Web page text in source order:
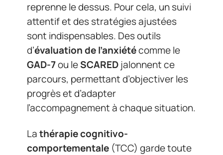
reprenne le dessus. Pour cela, un suivi
attentif et des stratégies ajustées
sont indispensables. Des outils
d’évaluation de l’anxiétécomme le
GAD-7ou leSCARED jalonnent ce
parcours, permettant d’objectiver les
progrès et d’adapter
l’accompagnement à chaque situation.
Lathérapie cognitivo-
comportementale (TCC) garde toute